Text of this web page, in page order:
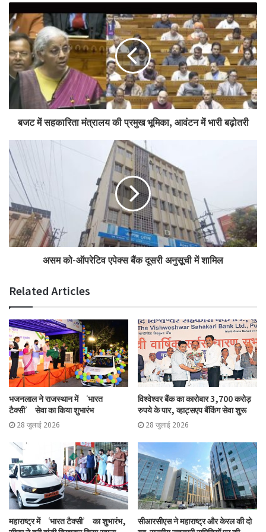
जनवरी 2026 तक कंपनियों में किए गए निवेश से प्राप्त लाभांश आय पर तीन वर्षों की
कर छूट प्रदान करने का प्रावधान किया है।
यह छूट केवल उसी सीमा तक उपलब्ध होगी, जितनी राशि आगे सदस्य सहकारी
समितियों को वितरित की जाएगी, जिससे इसका लाभ व्यापक सहकारी नेटवर्क तक
सुनिश्चित किया जा सके।
कुल मिलाकर, बजट 2026 के ये प्रस्ताव सहकारी क्षेत्र पर कर भार कम करने,
सदस्य-केंद्रित अधिशेष वितरण को प्रोत्साहित करने तथा ग्रामीण विकास और
समावेशी विकास में सहकारी संस्थाओं की भूमिका को और मजबूत करने की सरकार की
प्रतिबद्धता को दर्शाते हैं।
Tags breaking cooperative Union Budget
बजट में सहकारिता मंत्रालय की प्रमुख भूमिका, आवंटन में भारी बढ़ोतरी
असम को-ऑपरेटिव एपेक्स बैंक दूसरी अनुसूची में शामिल
Related Articles
भजनलाल ने राजस्थान में ‘भारत
टैक्सी’ सेवा का किया शुभारंभ
28 जुलाई 2026
विश्वेश्वर बैंक का कारोबार 3,700 करोड़
रुपये के पार, व्हाट्सएप बैंकिंग सेवा शुरू
28 जुलाई 2026
महाराष्ट्र में ‘भारत टैक्सी’ का शुभारंभ,
सीआरसीएस ने महाराष्ट्र और केरल की दो